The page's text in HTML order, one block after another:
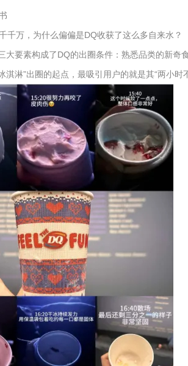
千万，为什么偏偏是DQ收获了这么多自来水？
大要素构成了DQ的出圈条件：熟悉品类的新
淇淋”出圈的起点，最吸引用户的就是其“两小